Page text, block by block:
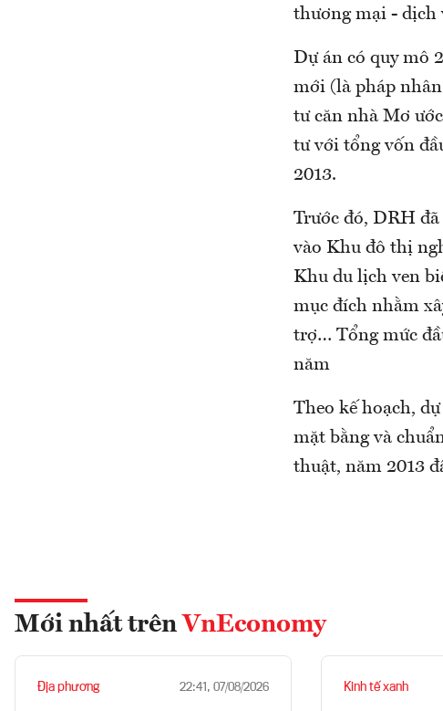
thương mại - dịch
Dự án có quy mô
mới (là pháp
tư căn nhà Mơ
tư với tổng vốn
2013.
Trước đó, DRH
vào Khu đô thị
Khu du lịch ven
mục đích nhằm
trợ… Tổng mức
năm
Theo kế hoạch,
mặt bằng và
thuật, năm 2013
Mới nhất trên VnEconomy
Địa phương 22:41, 07/08/2026 Kinh tế xanh